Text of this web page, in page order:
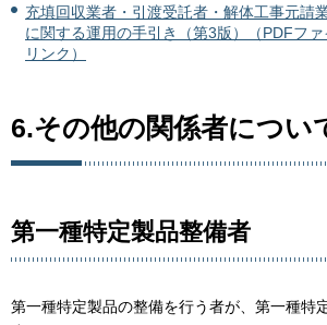
充填回収業者・引渡受託者・解体工事元請
に関する運用の手引き（第3版）（PDFフ
リンク）
6.その他の関係者につい
第一種特定製品整備者
第一種特定製品の整備を行う者が、第一種特